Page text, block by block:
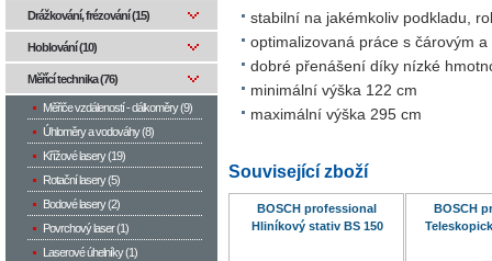
stabilní na jakémkoliv podkladu,
optimalizovaná práce s čárovým
dobré přenášení díky nízké
minimální výška 122 cm
maximální výška 295 cm
Související zboží
BOSCH professional
Hliníkový stativ BS 150
BOSCH
Drážkování, frézování (15)
Hoblování (10)
Měřící technika (76)
Měřiče vzdáleností - dálkoměry (9)
Úhloměry a vodováhy (8)
Křížové lasery (19)
Rotační lasery (5)
Bodové lasery (2)
Povrchový laser (1)
Laserové úhelníky (1)